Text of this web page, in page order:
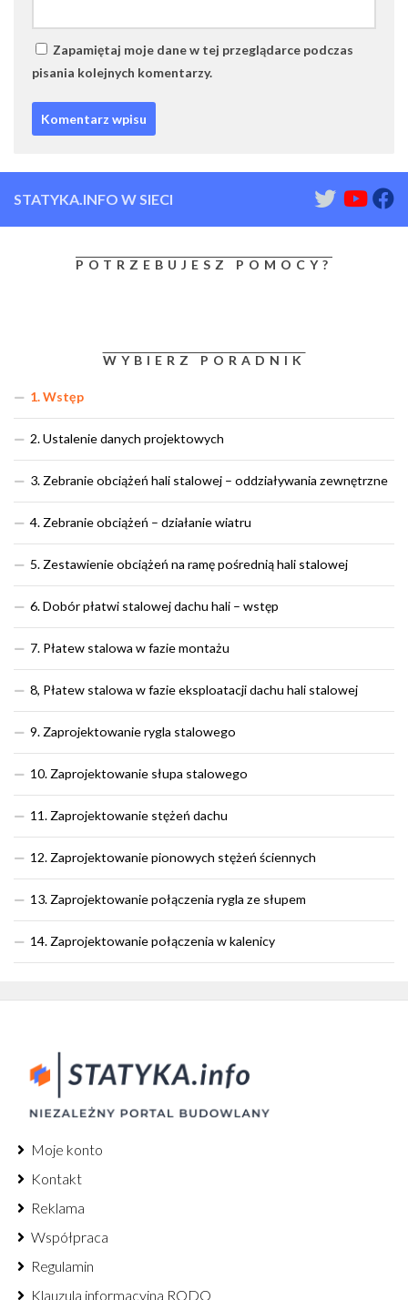
Zapamiętaj moje dane w tej przeglądarce podczas
pisania kolejnych komentarzy.
STATYKA.INFO W SIECI
POTRZEBUJESZ POMOCY?
WYBIERZ PORADNIK
1. Wstęp
2. Ustalenie danych projektowych
3. Zebranie obciążeń hali stalowej – oddziaływania zewnętrzne
4. Zebranie obciążeń – działanie wiatru
5. Zestawienie obciążeń na ramę pośrednią hali stalowej
6. Dobór płatwi stalowej dachu hali – wstęp
7. Płatew stalowa w fazie montażu
8, Płatew stalowa w fazie eksploatacji dachu hali stalowej
9. Zaprojektowanie rygla stalowego
10. Zaprojektowanie słupa stalowego
11. Zaprojektowanie stężeń dachu
12. Zaprojektowanie pionowych stężeń ściennych
13. Zaprojektowanie połączenia rygla ze słupem
14. Zaprojektowanie połączenia w kalenicy
Moje konto
Kontakt
Reklama
Współpraca
Regulamin
Klauzula informacyjna RODO